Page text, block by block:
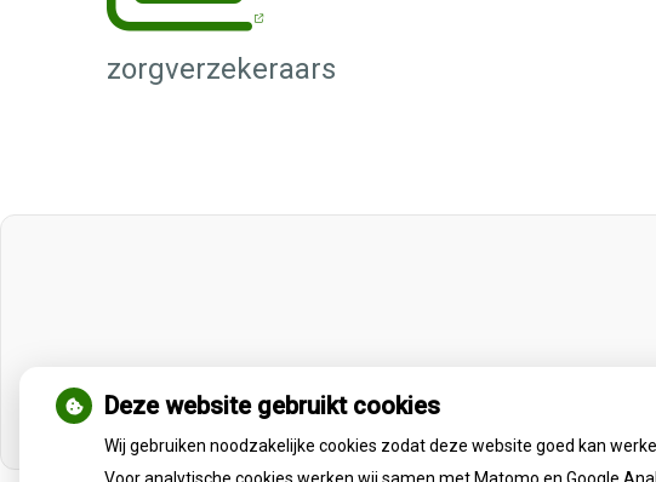
zorgverzekeraars
Deze website gebruikt cookies
Wij gebruiken noodzakelijke cookies zodat deze website goed kan